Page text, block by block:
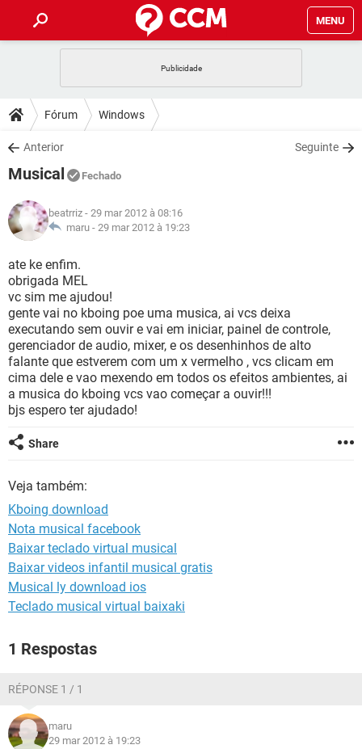
MENU
CELULAR
OUTLOOK
INSTAGRAM
GUIA DE COMPRAS
DICAS
JOGOS
INSTAGRAM
GUIA DE COMPRAS
DOWNLOADS
JOGOS
CELULAR
OUTLOOK
INSTAGRAM
GUIA DE COMPRAS
JOGOS
CELULAR
OUTLOOK
INSTAGRAM
GUIA DE COMPRAS
GLOSSÁRIO
JOGOS
CELULAR
OUTLOOK EXCEL
INSTAGRAM GMAIL
GUIA DE COMPRAS
Fórum Windows
Anterior Seguinte
Musical Fechado
beatrriz - 29 mar 2012 à 08:16
maru - 29 mar 2012 à 19:23
ate ke enfim.
obrigada MEL
vc sim me ajudou!
gente vai no kboing poe uma musica, ai vcs deixa
executando sem ouvir e vai em iniciar, painel de controle,
gerenciador de audio, mixer, e os desenhinhos de alto
falante que estverem com um x vermelho , vcs clicam em
cima dele e vao mexendo em todos os efeitos ambientes, ai
a musica do kboing vcs vao começar a ouvir!!!
bjs espero ter ajudado!
Share
Veja também:
Kboing download
Nota musical facebook
Baixar teclado virtual musical
Baixar videos infantil musical gratis
Musical ly download ios
Teclado musical virtual baixaki
1 Respostas
RÉPONSE 1 / 1
maru
29 mar 2012 à 19:23